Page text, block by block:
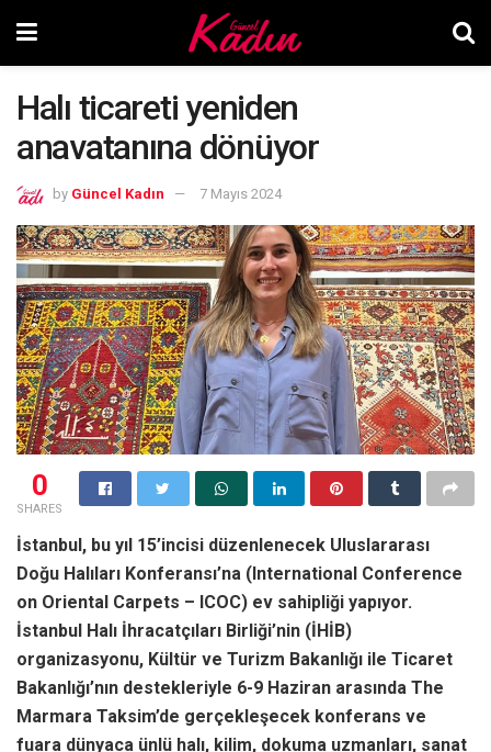
Halı ticareti yeniden
anavatanına dönüyor
by Güncel Kadın 7 Mayıs 2024
0
SHARES
İstanbul, bu yıl 15’incisi düzenlenecek Uluslararası
Doğu Halıları Konferansı’na (International Conference
on Oriental Carpets – ICOC) ev sahipliği yapıyor.
İstanbul Halı İhracatçıları Birliği’nin (İHİB)
organizasyonu, Kültür ve Turizm Bakanlığı ile Ticaret
Bakanlığı’nın destekleriyle 6-9 Haziran arasında The
Marmara Taksim’de gerçekleşecek konferans ve
fuara dünyaca ünlü halı, kilim, dokuma uzmanları, sanat